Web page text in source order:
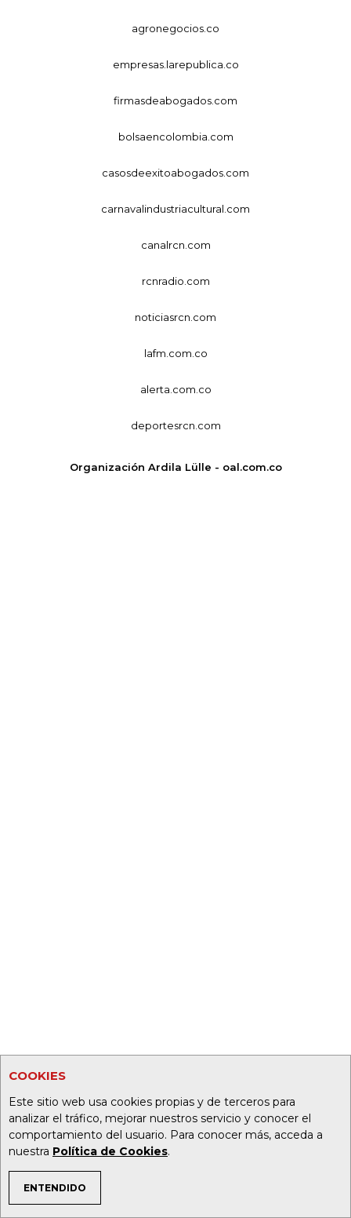
COOKIES
Este sitio web usa cookies propias y de terceros para
analizar el tráfico, mejorar nuestros servicio y conocer el
comportamiento del usuario. Para conocer más, acceda a
nuestra Política de Cookies.
ENTENDIDO
TEMAS DE INTERÉS
agronegocios.co
empresas.larepublica.co
firmasdeabogados.com
bolsaencolombia.com
casosdeexitoabogados.com
carnavalindustriacultural.com
canalrcn.com
rcnradio.com
noticiasrcn.com
lafm.com.co
alerta.com.co
deportesrcn.com
Organización Ardila Lülle - oal.com.co